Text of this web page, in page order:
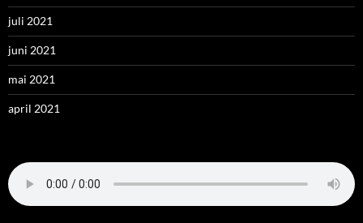
juli 2021
juni 2021
mai 2021
april 2021